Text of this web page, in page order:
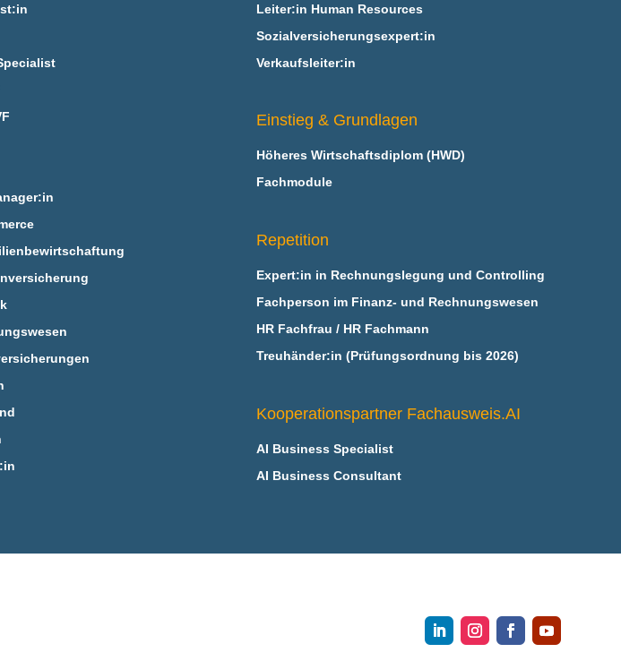
Leiter:in Human Resources
Sozialversicherungsexpert:in
Verkaufsleiter:in
Einstieg & Grundlagen
Höheres Wirtschaftsdiplom (HWD)
Fachmodule
Repetition
Expert:in in Rechnungslegung und Controlling
Fachperson im Finanz- und Rechnungswesen
HR Fachfrau / HR Fachmann
Treuhänder:in (Prüfungsordnung bis 2026)
Kooperationspartner Fachausweis.AI
AI Business Specialist
AI Business Consultant